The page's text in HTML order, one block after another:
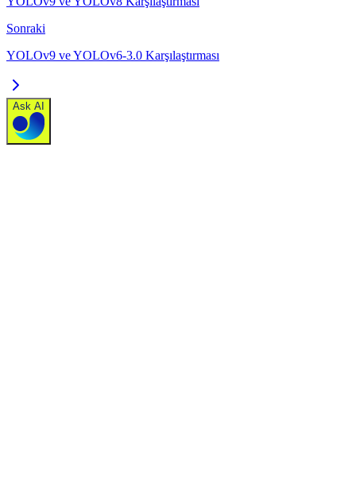
Sonraki
YOLOv9 ve YOLOv6-3.0 Karşılaştırması
Ask AI